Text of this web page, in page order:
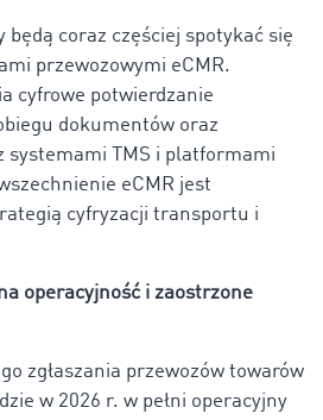
będą coraz częściej spotykać się
przewozowymi eCMR.
cyfrowe potwierdzanie
dokumentów oraz
systemami TMS i platformami
eCMR jest
cyfryzacji transportu i
operacyjność i zaostrzone
zgłaszania przewozów towarów
w 2026 r. w pełni operacyjny